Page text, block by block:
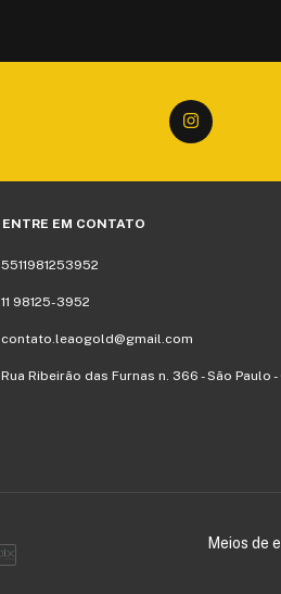
ENTRE EM CONTATO
5511981253952
11 98125-3952
contato.leaogold@gmail.com
Rua Ribeirão das Furnas n. 366 - São Paulo -
Meios de